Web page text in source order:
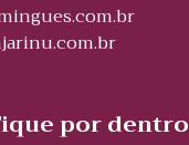
por dentro